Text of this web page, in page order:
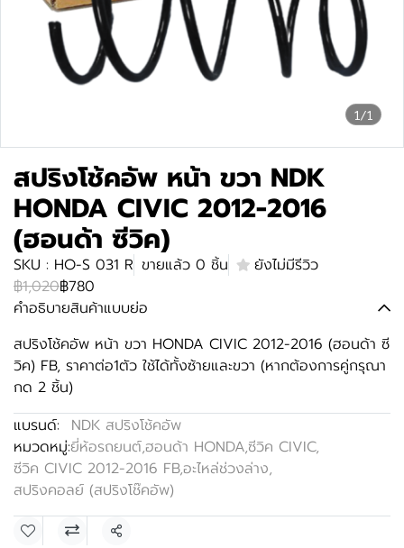
1/1
สปริงโช้คอัพ หน้า ขวา NDK
HONDA CIVIC 2012-2016
(ฮอนด้า ซีวิค)
SKU : HO-S 031 R ขายแล้ว 0 ชิ้น
ยังไม่มีรีวิว
฿1,020฿780
คำอธิบายสินค้าแบบย่อ
สปริงโช้คอัพ หน้า ขวา HONDA CIVIC 2012-2016 (ฮอนด้า ซี
วิค) FB, ราคาต่อ1ตัว ใช้ได้ทั้งซ้ายและขวา (หากต้องการคู่กรุณา
กด 2 ชิ้น)
แบรนด์:
NDK สปริงโช้คอัพ
หมวดหมู่:ยี่ห้อรถยนต์,ฮอนด้า HONDA,ซีวิค CIVIC,
ซีวิค CIVIC 2012-2016 FB,อะไหล่ช่วงล่าง,
สปริงคอลย์ (สปริงโช๊คอัพ)
แชร์